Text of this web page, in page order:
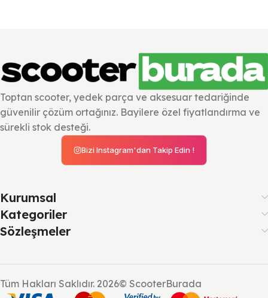
Toptan scooter, yedek parça ve aksesuar tedariğinde
güvenilir çözüm ortağınız. Bayilere özel fiyatlandırma ve
sürekli stok desteği.
Bizi Instagram'dan Takip Edin !
Kurumsal
Kategoriler
Sözleşmeler
Tüm Hakları Saklıdır. 2026© ScooterBurada